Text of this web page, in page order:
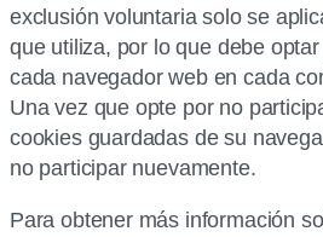
exclusión voluntaria solo se
que utiliza, por lo que debe
cada navegador web en cada
Una vez que opte por no
cookies guardadas de su
no participar nuevamente.
Para obtener más información